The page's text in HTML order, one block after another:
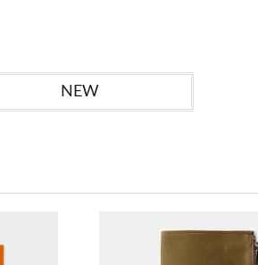
NEW